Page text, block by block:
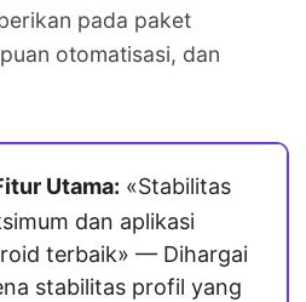
pada paket
otomatisasi, dan
Utama: «Stabilitas
dan aplikasi
terbaik» — Dihargai
stabilitas profil yang